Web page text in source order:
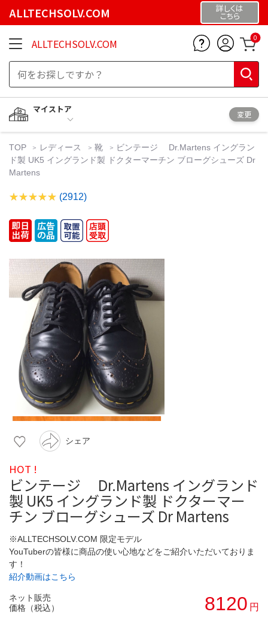
ALLTECHSOLV.COM 詳しくは
こちら
ALLTECHSOLV.COM 0
マイストア
変更
TOP レディース 靴
ビンテージ Dr.Martens イングラン
ド製 UK5 イングランド製 ドクターマーチン ブローグシューズ Dr
Martens
(2912)
シェア
HOT !
ビンテージ Dr.Martens イングランド
製 UK5 イングランド製 ドクターマー
チン ブローグシューズ Dr Martens
※ALLTECHSOLV.COM 限定モデル
YouTuberの皆様に商品の使い心地などをご紹介いただいておりま
す！
紹介動画はこちら
ネット販売
価格（税込）
8120 円